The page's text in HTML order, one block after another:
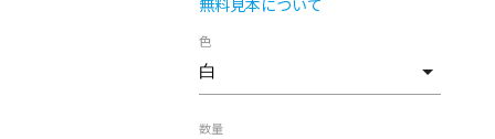
無料見本について
色
数量